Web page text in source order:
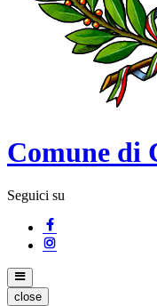
Comune di
Seguici su
close